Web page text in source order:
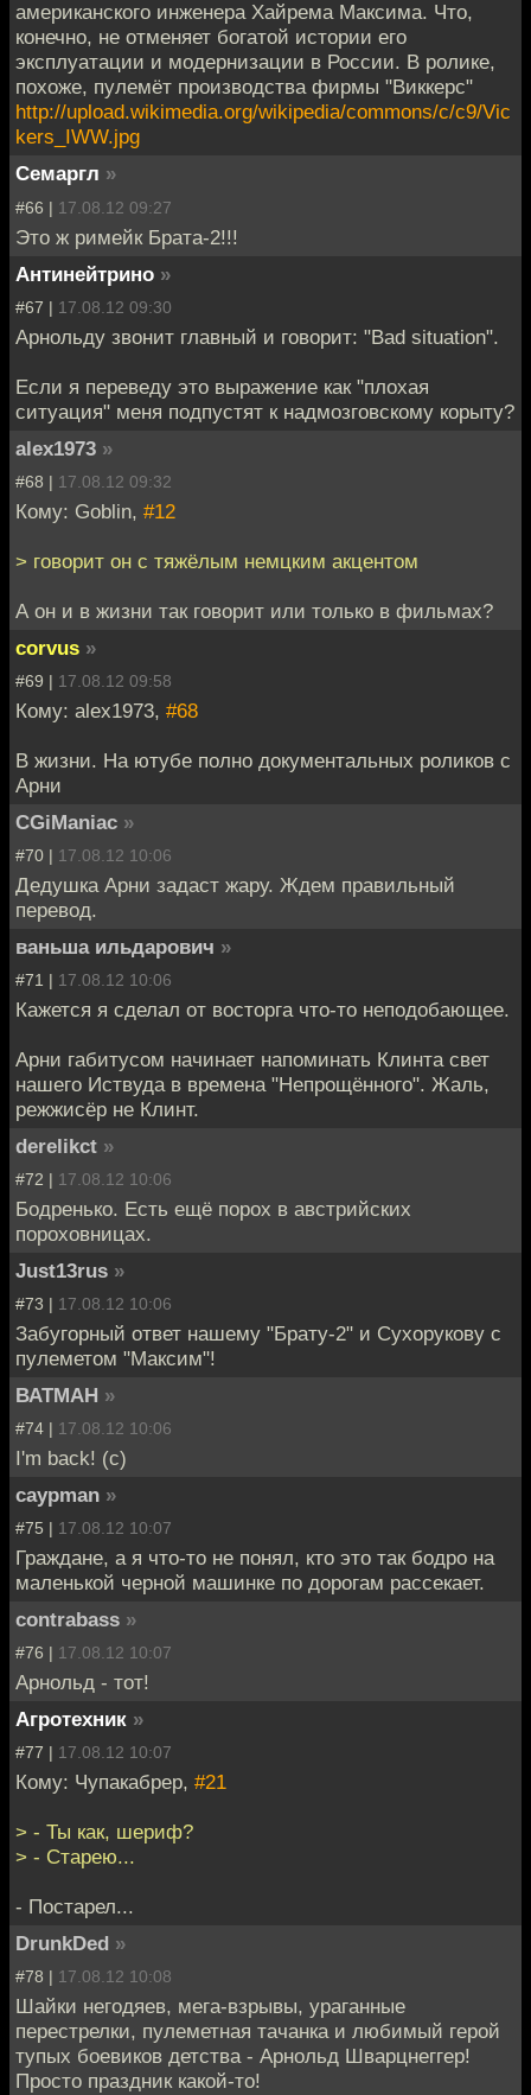
американского инженера Хайрема Максима. Что,
конечно, не отменяет богатой истории его
эксплуатации и модернизации в России. В ролике,
похоже, пулемёт производства фирмы "Виккерс"
http://upload.wikimedia.org/wikipedia/commons/c/c9/Vic
kers_IWW.jpg
Семаргл »
#66 | 17.08.12 09:27
Это ж римейк Брата-2!!!
Антинейтрино »
#67 | 17.08.12 09:30
Арнольду звонит главный и говорит: "Bad situation".
Если я переведу это выражение как "плохая
ситуация" меня подпустят к надмозговскому корыту?
alex1973 »
#68 | 17.08.12 09:32
Кому: Goblin, #12
> говорит он с тяжёлым немцким акцентом
А он и в жизни так говорит или только в фильмах?
corvus »
#69 | 17.08.12 09:58
Кому: alex1973, #68
В жизни. На ютубе полно документальных роликов с
Арни
CGiManiac »
#70 | 17.08.12 10:06
Дедушка Арни задаст жару. Ждем правильный
перевод.
ваньша ильдарович »
#71 | 17.08.12 10:06
Кажется я сделал от восторга что-то неподобающее.
Арни габитусом начинает напоминать Клинта свет
нашего Иствуда в времена "Непрощённого". Жаль,
режжисёр не Клинт.
derelikct »
#72 | 17.08.12 10:06
Бодренько. Есть ещё порох в австрийских
пороховницах.
Just13rus »
#73 | 17.08.12 10:06
Забугорный ответ нашему "Брату-2" и Сухорукову с
пулеметом "Максим"!
ВАТМАН »
#74 | 17.08.12 10:06
I'm back! (c)
caypman »
#75 | 17.08.12 10:07
Граждане, а я что-то не понял, кто это так бодро на
маленькой черной машинке по дорогам рассекает.
contrabass »
#76 | 17.08.12 10:07
Арнольд - тот!
Агротехник »
#77 | 17.08.12 10:07
Кому: Чупакабрер, #21
> - Ты как, шериф?
> - Старею...
- Постарел...
DrunkDed »
#78 | 17.08.12 10:08
Шайки негодяев, мега-взрывы, ураганные
перестрелки, пулеметная тачанка и любимый герой
тупых боевиков детства - Арнольд Шварцнеггер!
Просто праздник какой-то!